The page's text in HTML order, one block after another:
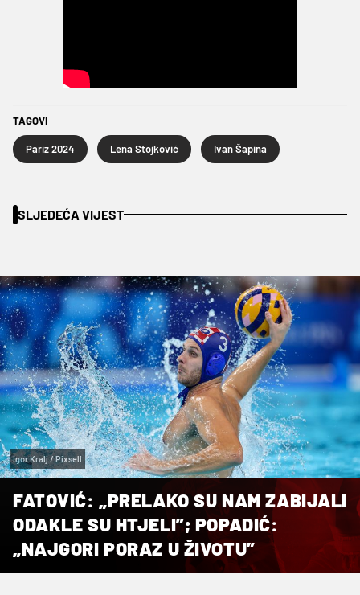
TAGOVI
Pariz 2024 Lena Stojković Ivan Šapina
SLJEDEĆA VIJEST
Igor Kralj / Pixsell
FATOVIĆ: „PRELAKO SU NAM ZABIJALI
ODAKLE SU HTJELI”; POPADIĆ:
„NAJGORI PORAZ U ŽIVOTU”